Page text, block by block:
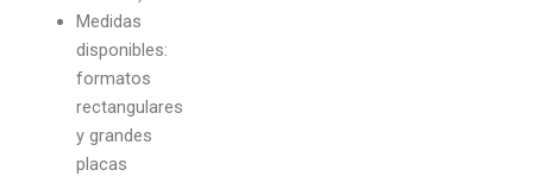
Medidas
disponibles:
formatos
rectangulares
y grandes
placas